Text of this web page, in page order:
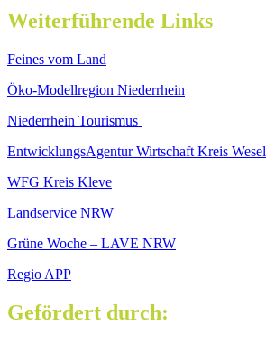
Weiterführende Links
Feines vom Land
Öko-Modellregion Niederrhein
Niederrhein Tourismus
EntwicklungsAgentur Wirtschaft Kreis Wesel
WFG Kreis Kleve
Landservice NRW
Grüne Woche – LAVE NRW
Regio APP
Gefördert durch: